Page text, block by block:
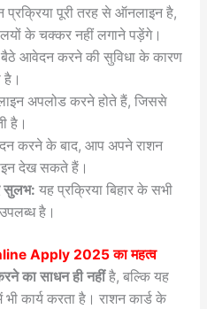
पूरी तरह से ऑनलाइन है,
के चक्कर नहीं लगाने पड़ेंगे।
आवेदन करने की सुविधा के कारण
है।
अपलोड करने होते हैं, जिससे
है।
करने के बाद, आप अपने राशन
देख सकते हैं।
सुलभ: यह प्रक्रिया बिहार के सभी
है।
Apply 2025का महत्व
का साधन ही नहींहै, बल्कि यह
कार्य करता है। राशन कार्ड के